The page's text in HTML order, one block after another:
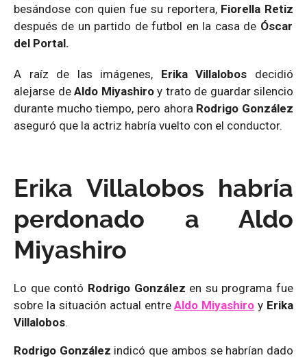
besándose con quien fue su reportera, Fiorella Retiz
después de un partido de futbol en la casa de Óscar
del Portal.
A raíz de las imágenes, Erika Villalobos decidió
alejarse de Aldo Miyashiroy trato de guardar silencio
durante mucho tiempo, pero ahora Rodrigo González
aseguró que la actriz habría vuelto con el conductor.
Erika Villalobos habría
perdonado a Aldo
Miyashiro
Lo que contó Rodrigo González en su programa fue
sobre la situación actual entreAldo Miyashiro y Erika
Villalobos.
Rodrigo González indicó que ambos se habrían dado